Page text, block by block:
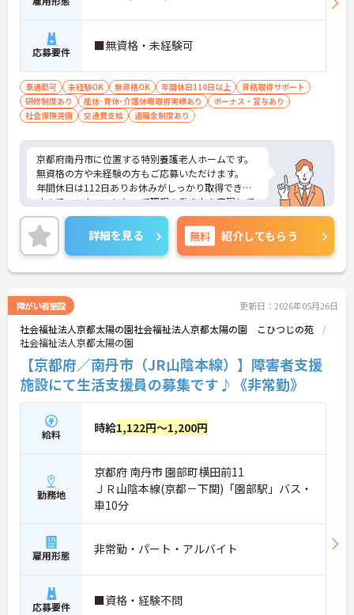
応募要件 ■無資格・未経験可
車通勤可 未経験OK 無資格OK 年間休日110日以上
資格取得サポート
研修制度あり
産休･育休･介護休暇取得実績あり
ボーナス・賞与あり
社会保険完備
交通費支給 退職金制度あり
京都府南丹市に位置する特別養護老人ホームです。
無資格の方や未経験の方もご応募いただけます。
年間休日は112日ありお休みがしっかり取得できま
すので、スタッフにとって理想の働き方を実現して
います。
昇給や賞与制度があり頑張りが評価されてしっかり
と職員に還元されます。
ご興味のある方には、面接対策ポイントなど、さら
に詳細をお話しいたしますのでお気軽にご相談くだ
詳細を見る 無料 紹介してもらう
障がい者施設 更新日：2026年05月26日
社会福祉法人京都太陽の園社会福祉法人京都太陽の園 こひつじの苑
社会福祉法人京都太陽の園
【京都府／南丹市（JR山陰本線）】障害者支援
施設にて生活支援員の募集です♪《非常勤》
給料 時給1,122円～1,200円
勤務地
京都府 南丹市 園部町横田前11
ＪＲ山陰本線(京都－下関)「園部駅」バス・
車10分
雇用形態 非常勤・パート・アルバイト
応募要件 ■資格・経験不問